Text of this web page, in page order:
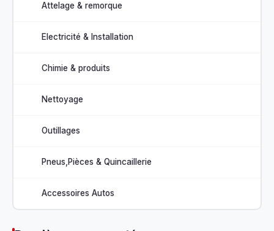
Attelage & remorque
Electricité & Installation
Chimie & produits
Nettoyage
Outillages
Pneus,Pièces & Quincaillerie
Accessoires Autos